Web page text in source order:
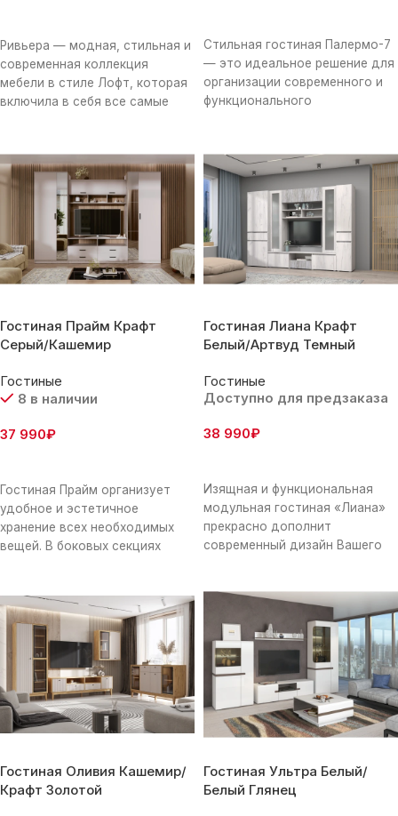
Ривьера — модная, стильная и
современная коллекция
мебели в стиле Лофт, которая
включила в себя все самые
Стильная гостиная Палермо-7
— это идеальное решение для
организации современного и
функционального
сочетание нескольких зон,
которые
Гостиная Прайм Крафт
Серый/Кашемир
Гостиные
8 в наличии
37 990₽
Гостиная Прайм организует
удобное и эстетичное
хранение всех необходимых
вещей. В боковых секциях
Гостиная Лиана Крафт
Белый/Артвуд Темный
Гостиные
Доступно для предзаказа
38 990₽
Изящная и функциональная
модульная гостиная «Лиана»
прекрасно дополнит
современный дизайн Вашего
Набор содержит шкаф,
Гостиная Оливия Кашемир/
Крафт Золотой
Гостиная Ультра Белый/
Белый Глянец